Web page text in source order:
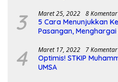
3 Maret 25, 2022 8 Komentar
5 Cara Menunjukkan
Pasangan, Menghargai
4 Maret 17, 2022 7 Komentar
Optimis! STKIP
UMSA